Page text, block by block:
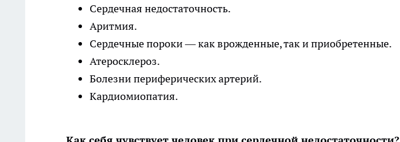
Сердечная недостаточность.
Аритмия.
Сердечные пороки — как врожденные, так и приобретенные.
Атеросклероз.
Болезни периферических артерий.
Кардиомиопатия.